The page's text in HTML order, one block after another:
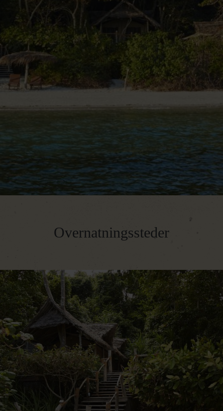
Dag 8 – Pemba
Dag 9 – Pemba og hjemrejse
Dag 10 – Ankomst i Danmark
Overnatningssteder